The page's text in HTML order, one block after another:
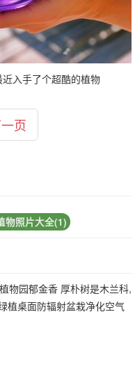
入手了个超酷的植物
页
物照片大全(1)
物园郁金香 厚朴树是木兰科,
植桌面防辐射盆栽净化空气